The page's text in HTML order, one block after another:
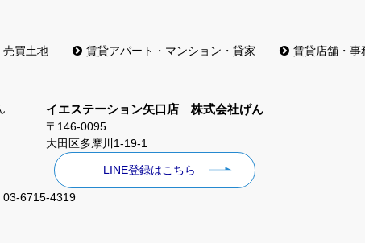
売買土地 賃貸アパート・マンション・貸家 賃貸店舗・事
イエステーション矢口店 株式会社げん
〒146-0095
大田区多摩川1-19-1
LINE登録はこちら
03-6715-4319